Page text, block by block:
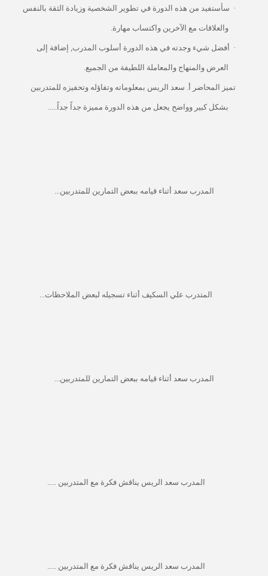
· سأستفيد من هذه الدورة في تطوير الشخصية وزيادة الثقة بالنفس
والعلاقات مع الآخرين واكتساب مهارة.
· أفضل شيء وجدته في هذه الدورة أسلوب المدرب, إضافة إلى
العرض والمنهاج والمعاملة اللطيفة من الجميع.
تميز المحاضر أ. سعد الريس بمعلوماته وتفاؤله وتحفيزه للمتدربين
بشكل كبير وواضح يجعل من هذه الدورة مميزة جداً جداً.....
المدرب سعد أثناء قيامه ببعض التمارين للمتدربين...
المتدرب علي السكيف أثناء تسجيله لبعض الملاحظات...
المدرب سعد أثناء قيامه ببعض التمارين للمتدربين...
المدرب سعد الريس يناقش فكرة مع المتدربين .....
المدرب سعد الريس يناقش فكرة مع المتدربين .....